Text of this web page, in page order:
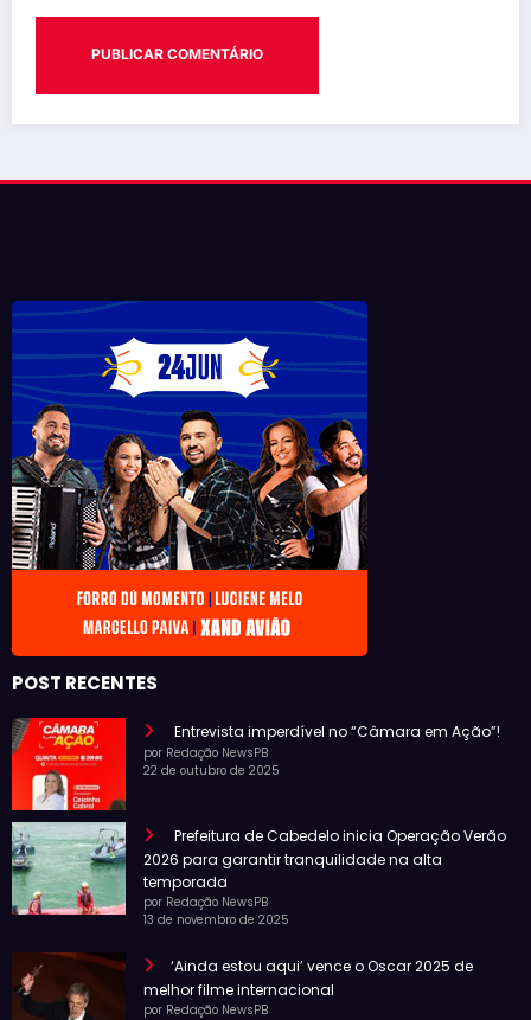
POST RECENTES
Entrevista imperdível no “Câmara em Ação”!
por Redação NewsPB
22 de outubro de 2025
Prefeitura de Cabedelo inicia Operação Verão
2026 para garantir tranquilidade na alta
temporada
por Redação NewsPB
13 de novembro de 2025
‘Ainda estou aqui’ vence o Oscar 2025 de
melhor filme internacional
por Redação NewsPB